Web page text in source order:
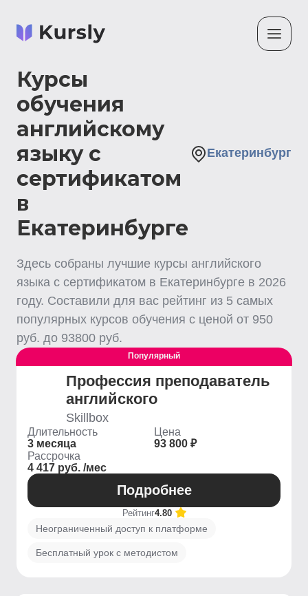
Курсы
обучения
английскому
языку с
сертификатом
в
Екатеринбурге
Екатеринбург
Здесь собраны лучшие курсы английского
языка с сертификатом в Екатеринбурге в 2026
году. Составили для вас рейтинг из 5 самых
популярных курсов обучения с ценой от 950
руб. до 93800 руб.
Популярный
Профессия преподаватель
английского
Skillbox
Длительность
3 месяца
Цена
93 800 ₽
Рассрочка
4 417 руб. /мес
Подробнее
Рейтинг4.80
Неограниченный доступ к платформе
Бесплатный урок с методистом